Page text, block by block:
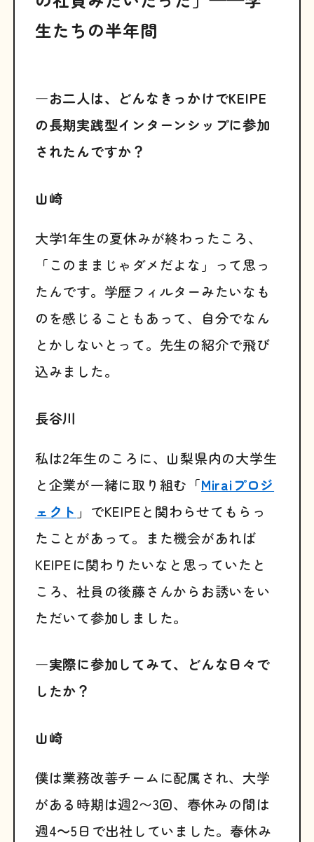
生たちの半年間
―お二人は、どんなきっかけでKEIPE
の長期実践型インターンシップに参加
されたんですか？
山崎
大学1年生の夏休みが終わったころ、
「このままじゃダメだよな」って思っ
たんです。学歴フィルターみたいなも
のを感じることもあって、自分でなん
とかしないとって。先生の紹介で飛び
込みました。
長谷川
私は2年生のころに、山梨県内の大学生
と企業が一緒に取り組む「Miraiプロジ
ェクト 」でKEIPEと関わらせてもらっ
たことがあって。また機会があれば
KEIPEに関わりたいなと思っていたと
ころ、社員の後藤さんからお誘いをい
ただいて参加しました。
―実際に参加してみて、どんな日々で
したか？
山崎
僕は業務改善チームに配属され、大学
がある時期は週2〜3回、春休みの間は
週4～5日で出社していました。春休み